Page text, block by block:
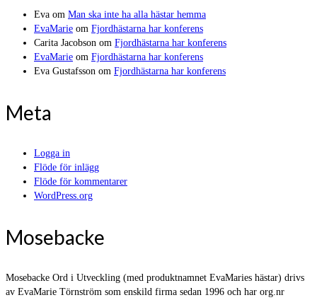
Eva om Man ska inte ha alla hästar hemma
EvaMarie om Fjordhästarna har konferens
Carita Jacobson om Fjordhästarna har konferens
EvaMarie om Fjordhästarna har konferens
Eva Gustafsson om Fjordhästarna har konferens
Meta
Logga in
Flöde för inlägg
Flöde för kommentarer
WordPress.org
Mosebacke
Mosebacke Ord i Utveckling (med produktnamnet EvaMaries hästar) drivs
av EvaMarie Törnström som enskild firma sedan 1996 och har org.nr